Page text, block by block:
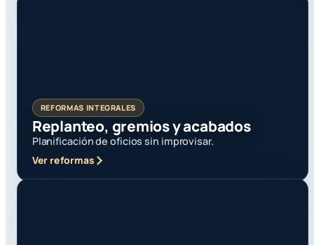
REFORMAS INTEGRALES
Replanteo, gremios y acabados
Planificación de oficios sin improvisar.
Ver reformas